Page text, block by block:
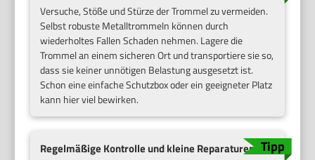
Versuche, Stöße und Stürze der Trommel zu vermeiden.
Selbst robuste Metalltrommeln können durch
wiederholtes Fallen Schaden nehmen. Lagere die
Trommel an einem sicheren Ort und transportiere sie so,
dass sie keiner unnötigen Belastung ausgesetzt ist.
Schon eine einfache Schutzbox oder ein geeigneter Platz
kann hier viel bewirken.
Regelmäßige Kontrolle und kleine Reparaturen